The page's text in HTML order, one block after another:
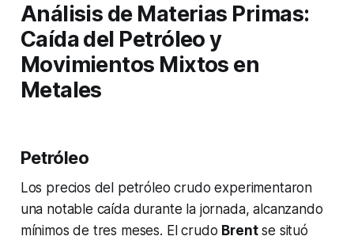
Análisis de Materias Primas:
Caída del Petróleo y
Movimientos Mixtos en
Metales
Petróleo
Los precios del petróleo crudo experimentaron
una notable caída durante la jornada, alcanzando
mínimos de tres meses. El crudo Brentse situó